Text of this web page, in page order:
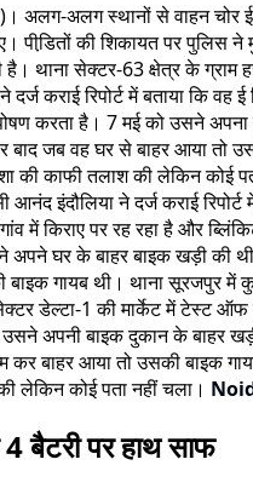
अलग-अलग स्थानों से वाहन चोर ई-
पीडि़तों की शिकायत पर पुलिस ने
थाना सेक्टर-63 क्षेत्र के ग्राम
दर्ज कराई रिपोर्ट में बताया कि वह
करता है। 7 मई को उसने अपना
जब वह घर से बाहर आया तो
की काफी तलाश की लेकिन कोई
आनंद इंदौलिया ने दर्ज कराई
में किराए पर रह रहा है और
अपने घर के बाहर बाइक खड़ी की
गायब थी। थाना सूरजपुर में
डेल्टा-1 की मार्केट में टेस्ट ऑफ
अपनी बाइक दुकान के बाहर
कर बाहर आया तो उसकी बाइक
लेकिन कोई पता नहीं चला।
4 बैटरी पर हाथ साफ